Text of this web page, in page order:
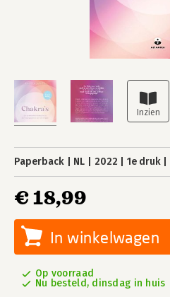
Paperback NL 2022 1e druk
€ 18,99
In winkelwagen
Op voorraad
Nu besteld, dinsdag in huis